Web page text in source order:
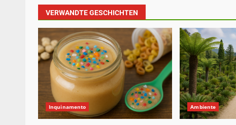
VERWANDTE GESCHICHTEN
Inquinamento Ambiente